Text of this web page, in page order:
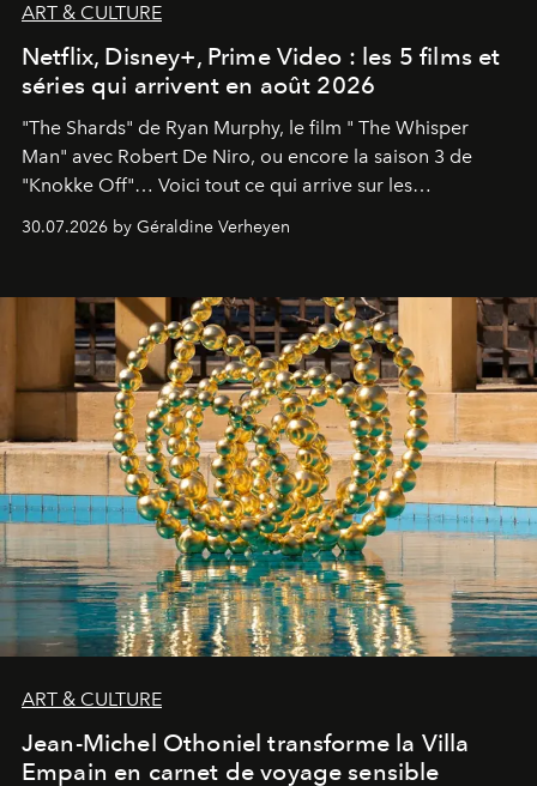
ART & CULTURE
Netflix, Disney+, Prime Video : les 5 films et
séries qui arrivent en août 2026
"The Shards" de Ryan Murphy, le film " The Whisper
Man" avec Robert De Niro, ou encore la saison 3 de
"Knokke Off"… Voici tout ce qui arrive sur les
plateformes de streaming en août 2026.
30.07.2026 by Géraldine Verheyen
ART & CULTURE
Jean-Michel Othoniel transforme la Villa
Empain en carnet de voyage sensible